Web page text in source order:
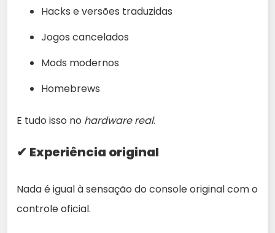
Hacks e versões traduzidas
Jogos cancelados
Mods modernos
Homebrews
E tudo isso no hardware real.
✔ Experiência original
Nada é igual à sensação do console original com o
controle oficial.